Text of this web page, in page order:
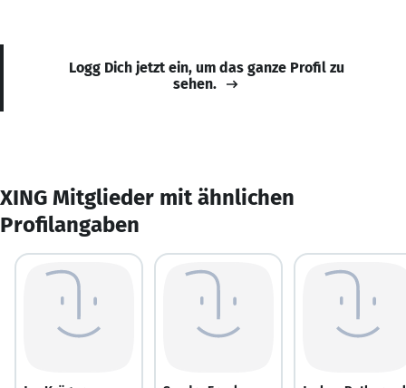
Logg Dich jetzt ein, um das ganze Profil zu
sehen.
XING Mitglieder mit ähnlichen
Profilangaben